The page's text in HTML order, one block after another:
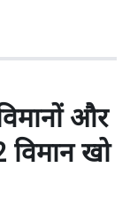
और
विमान खो